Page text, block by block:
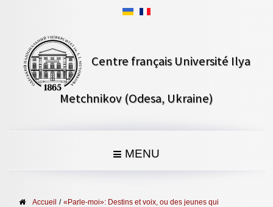
Centre français Université Ilya
Metchnikov (Odesa, Ukraine)
MENU
Accueil / «Parle-moi»: Destins et voix, ou des jeunes qui